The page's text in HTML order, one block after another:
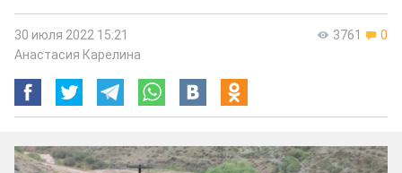
3761 0
30 июля 2022 15:21
Анастасия Карелина